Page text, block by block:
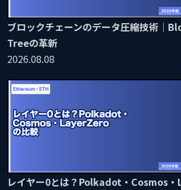
ブロックチェーンのデータ圧縮技術｜
Treeの革新
2026.08.08
レイヤー0とは？Polkadot・Cosmos